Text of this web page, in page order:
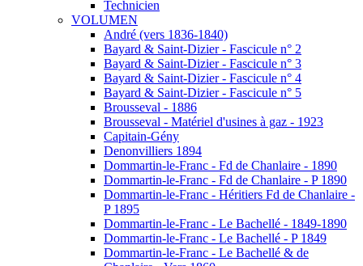
Technicien
VOLUMEN
André (vers 1836-1840)
Bayard & Saint-Dizier - Fascicule n° 2
Bayard & Saint-Dizier - Fascicule n° 3
Bayard & Saint-Dizier - Fascicule n° 4
Bayard & Saint-Dizier - Fascicule n° 5
Brousseval - 1886
Brousseval - Matériel d'usines à gaz - 1923
Capitain-Gény
Denonvilliers 1894
Dommartin-le-Franc - Fd de Chanlaire - 1890
Dommartin-le-Franc - Fd de Chanlaire - P 1890
Dommartin-le-Franc - Héritiers Fd de Chanlaire -
P 1895
Dommartin-le-Franc - Le Bachellé - 1849-1890
Dommartin-le-Franc - Le Bachellé - P 1849
Dommartin-le-Franc - Le Bachellé & de